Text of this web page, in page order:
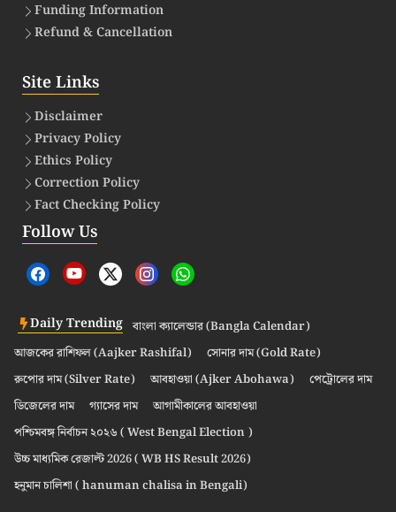
Funding Information
Refund & Cancellation
Site Links
Disclaimer
Privacy Policy
Ethics Policy
Correction Policy
Fact Checking Policy
Follow Us
Daily Trending বাংলা ক্যালেন্ডার (Bangla Calendar)
আজকের রাশিফল (Aajker Rashifal)
সোনার দাম (Gold Rate)
রুপোর দাম (Silver Rate)
আবহাওয়া (Ajker Abohawa)
পেট্রোলের দাম
ডিজেলের দাম
গ্যাসের দাম
আগামীকালের আবহাওয়া
পশ্চিমবঙ্গ নির্বাচন ২০২৬ ( West Bengal Election )
উচ্চ মাধ্যমিক রেজাল্ট 2026 ( WB HS Result 2026)
হনুমান চালিশা ( hanuman chalisa in Bengali)